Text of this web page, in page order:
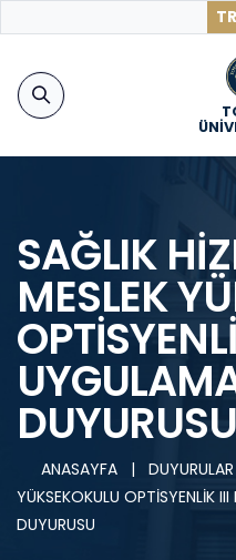
TR
SAĞLIK
MESLEK
DUYURUSU
ANASAYFA | DUYURULAR
YÜKSEKOKULU OPTİSYENLİK
DUYURUSU